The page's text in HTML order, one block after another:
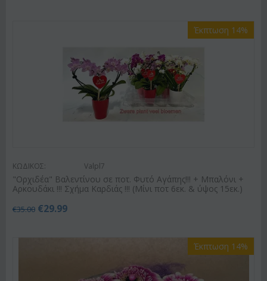
Έκπτωση 14%
ΚΩΔΙΚΟΣ: Valpl7
"Ορχιδέα" Βαλεντίνου σε ποτ. Φυτό Αγάπης!!! + Μπαλόνι +
Αρκουδάκι !!! Σχήμα Καρδιάς !!! (Μίνι ποτ 6εκ. & ύψος 15εκ.)
€35.00 €29.99
Έκπτωση 14%